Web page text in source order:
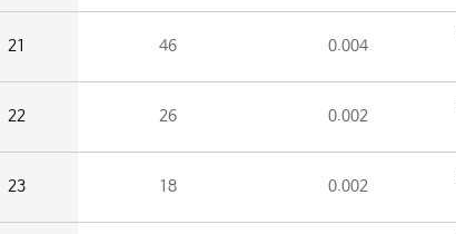
21 46 0.004
22 26 0.002
23 18 0.002